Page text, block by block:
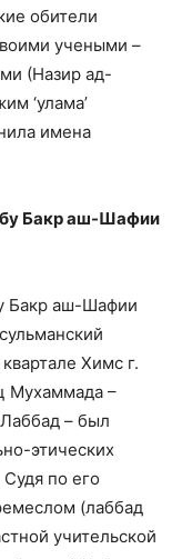
обители
учеными –
(Назир ад-
‘улама’
имена
Бакр аш-Шафии
Бакр аш-Шафии
Химс г.
Мухаммада –
– был
этических
по его
(лаббад
учительской